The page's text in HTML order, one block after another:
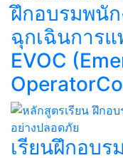
ฝึกอบรมพนั
ฉุกเฉินการ
EVOC
เรียนฝึกอบ